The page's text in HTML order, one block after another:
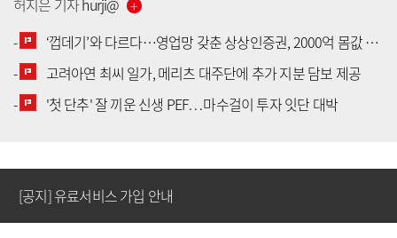
허지은 기자hurji@
-
‘껍데기’와 다르다…영업망 갖춘 상상인증권, 2000억 몸값 배경은
-
고려아연 최씨 일가, 메리츠 대주단에 추가 지분 담보 제공
-
'첫 단추' 잘 끼운 신생 PEF…마수걸이 투자 잇단 대박
[공지] 유료서비스 가입 안내
[공지] 유료서비스 가입 안내